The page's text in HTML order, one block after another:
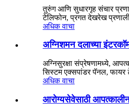
तुरुंग आणि सुधारगृह संचार
टेलिफोन, प्रगत देखरेख
अधिक वाचा
अग्निशमन दलाच्या
अग्निसुरक्षा संप्रेषणामध्ये,
सिस्टम एक्सपांडर पॅनल, फायर
अधिक वाचा
आरोग्यसेवेसाठी